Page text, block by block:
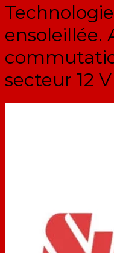
ensoleillée.
secteur 12 V